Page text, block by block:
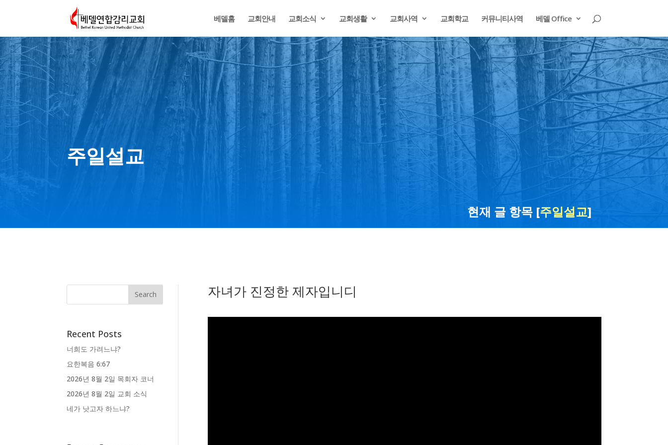
베델홈 교회안내 교회소식 교회생활 교회사역 교회학교 커뮤니티사역 베델 Office
주일설교
현재 글 항목 [주일설교]
Recent Posts
너희도 가려느냐?
요한복음 6:67
2026년 8월 2일 목회자 코너
2026년 8월 2일 교회 소식
네가 낫고자 하느냐?
자녀가 진정한 제자입니디